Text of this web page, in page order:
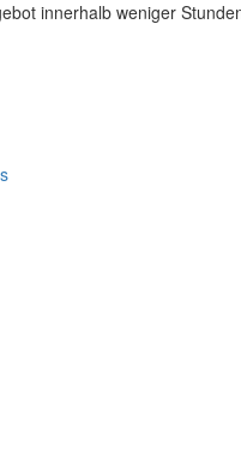
innerhalb weniger